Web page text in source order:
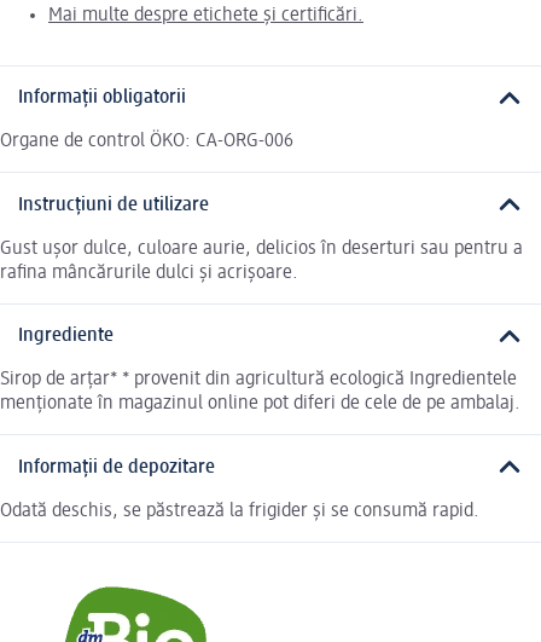
Mai multe despre etichete și certificări.
Informații obligatorii
Organe de control ÖKO: CA-ORG-006
Instrucțiuni de utilizare
Gust ușor dulce, culoare aurie, delicios în deserturi sau pentru a
rafina mâncărurile dulci și acrișoare.
Ingrediente
Sirop de arțar* * provenit din agricultură ecologică Ingredientele
menționate în magazinul online pot diferi de cele de pe ambalaj.
Informații de depozitare
Odată deschis, se păstrează la frigider și se consumă rapid.